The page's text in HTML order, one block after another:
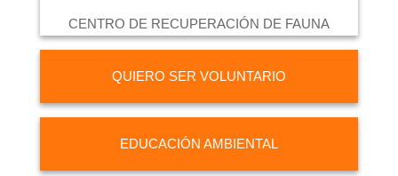
CENTRO DE RECUPERACIÓN DE FAUNA
QUIERO SER VOLUNTARIO
EDUCACIÓN AMBIENTAL